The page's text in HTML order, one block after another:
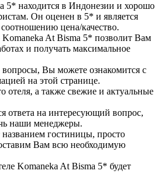
5* находится в Индонезии и хорошо
Он оценен в 5* и является
цена/качество.
At Bisma 5* позволит Вам
и получать максимальное
вопросы, Вы можете ознакомится с
на этой странице.
отеля, а также свежие и актуальные
ответа на интересующий вопрос,
наши менеджеры.
гостиницы, просто
Вам всю необходимую
Komaneka At Bisma 5* будет